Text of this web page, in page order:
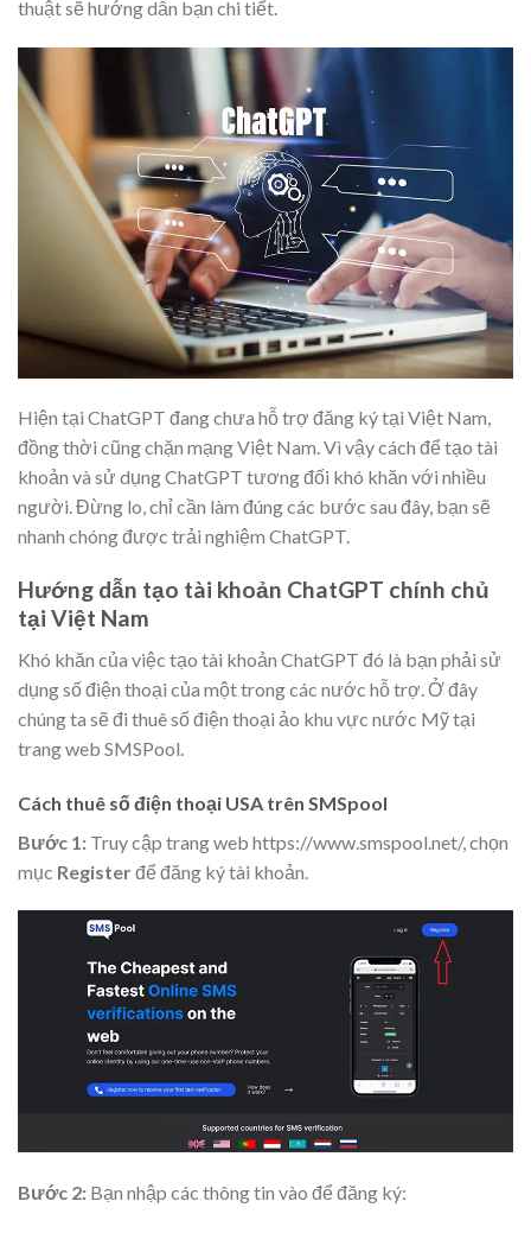
thuật sẽ hướng dẫn bạn chi tiết.
Hiện tại ChatGPT đang chưa hỗ trợ đăng ký tại Việt Nam,
đồng thời cũng chặn mạng Việt Nam. Vì vậy cách để tạo tài
khoản và sử dụng ChatGPT tương đối khó khăn với nhiều
người. Đừng lo, chỉ cần làm đúng các bước sau đây, bạn sẽ
nhanh chóng được trải nghiệm ChatGPT.
Hướng dẫn tạo tài khoản ChatGPT chính chủ
tại Việt Nam
Khó khăn của việc tạo tài khoản ChatGPT đó là bạn phải sử
dụng số điện thoại của một trong các nước hỗ trợ. Ở đây
chúng ta sẽ đi thuê số điện thoại ảo khu vực nước Mỹ tại
trang web SMSPool.
Cách thuê số điện thoại USA trên SMSpool
Bước 1: Truy cập trang web https://www.smspool.net/, chọn
mục Registerđể đăng ký tài khoản.
Bước 2: Bạn nhập các thông tin vào để đăng ký: